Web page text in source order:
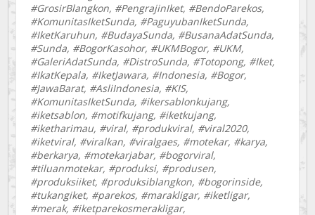
#GrosirBlangkon, #PengrajinIket, #BendoParekos,
#KomunitasIketSunda, #PaguyubanIketSunda,
#IketKaruhun, #BudayaSunda, #BusanaAdatSunda,
#Sunda, #BogorKasohor, #UKMBogor, #UKM,
#GaleriAdatSunda, #DistroSunda, #Totopong, #Iket,
#IkatKepala, #IketJawara, #Indonesia, #Bogor,
#JawaBarat, #AsliIndonesia, #KIS,
#KomunitasIketSunda, #ikersablonkujang,
#iketsablon, #motifkujang, #iketkujang,
#iketharimau, #viral, #produkviral, #viral2020,
#iketviral, #viralkan, #viralgaes, #motekar, #karya,
#berkarya, #motekarjabar, #bogorviral,
#tiluanmotekar, #produksi, #produsen,
#produksiiket, #produksiblangkon, #bogorinside,
#tukangiket, #parekos, #marakligar, #iketligar,
#merak, #iketparekosmerakligar,